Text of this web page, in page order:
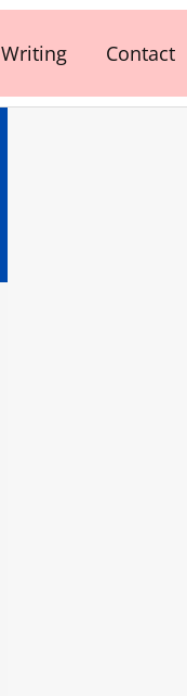
Writing Contact